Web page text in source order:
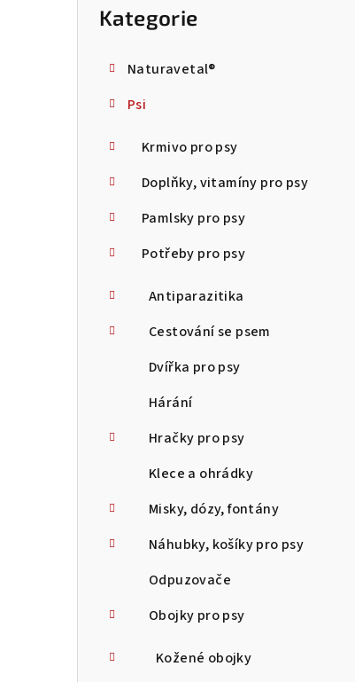
Přeskočit
kategorie
Kategorie
Naturavetal®
Psi
Krmivo pro psy
Doplňky, vitamíny pro psy
Pamlsky pro psy
Potřeby pro psy
Antiparazitika
Cestování se psem
Dvířka pro psy
Hárání
Hračky pro psy
Klece a ohrádky
Misky, dózy, fontány
Náhubky, košíky pro psy
Odpuzovače
Obojky pro psy
Kožené obojky